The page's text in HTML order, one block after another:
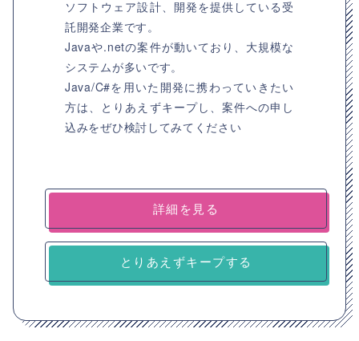
ソフトウェア設計、開発を提供している受
託開発企業です。
Javaや.netの案件が動いており、大規模な
システムが多いです。
Java/C#を用いた開発に携わっていきたい
方は、とりあえずキープし、案件への申し
込みをぜひ検討してみてください
詳細を見る
とりあえずキープする